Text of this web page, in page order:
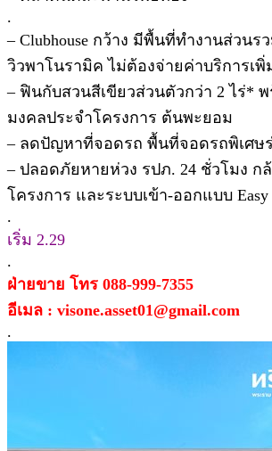
.
– Clubhouse กว้าง มีพื้นที่ทำงานส่วนร
วิวพาโนรามิค ไม่ต้องจ่ายค่าบริการเพิ่
– ฟินกับสวนสีเขียวส่วนตัวกว่า 2 ไร่*
มงคลประจำโครงการ ต้นพะยอม
– ลดปัญหาที่จอดรถ พื้นที่จอดรถพิเศษ
– ปลอดภัยหายห่วง รปภ. 24 ชั่วโมง ก
โครงการ และระบบเข้า-ออกแบบ Easy
.
เริ่ม 2.29
.
ฝ่ายขาย โทร 088-999-7355
อีเมล : visone.asset01@gmail.com
.